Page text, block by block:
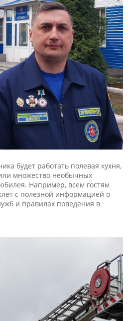
будет работать полевая кухня,
множество необычных
Например, всем гостям
с полезной информацией о
и правилах поведения в